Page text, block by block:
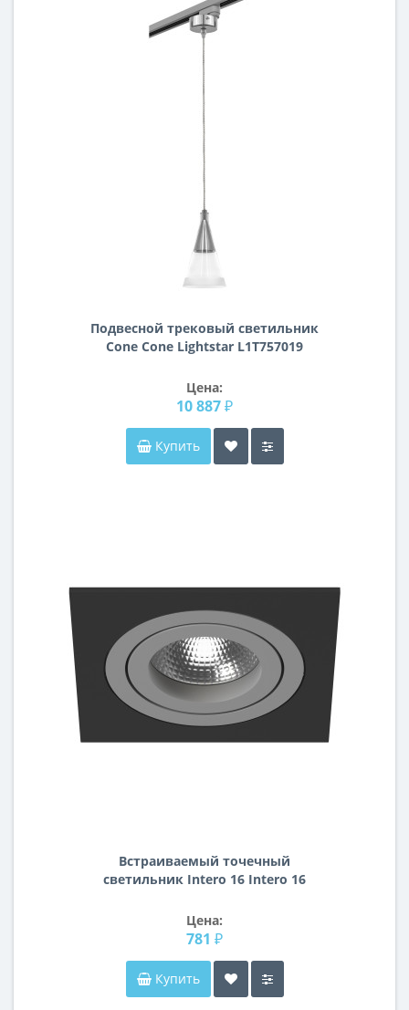
Подвесной трековый светильник
Cone Cone Lightstar L1T757019
Цена:
10 887 ₽
Купить
Встраиваемый точечный
светильник Intero 16 Intero 16
Цена:
781 ₽
Купить